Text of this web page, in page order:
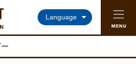
益子町ホームページ
Language